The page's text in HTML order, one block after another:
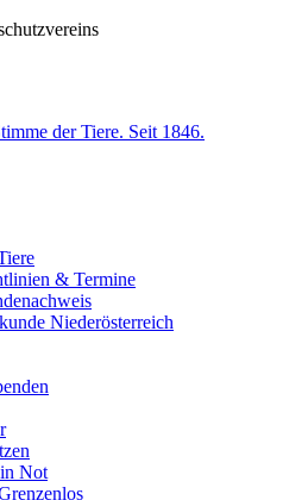
& Termine
Niederösterreich
Not